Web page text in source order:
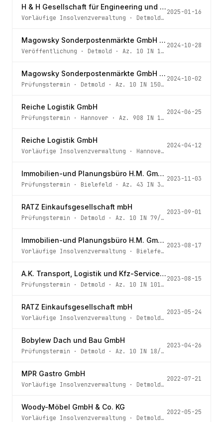
H & H Gesellschaft für Engineering und Prototypenbau mbH
Vorläufige Insolvenzverwaltung · Detmold· Az.
2025-01-16
Magowsky Sonderpostenmärkte GmbH & Co. KG
Veröffentlichung · Detmold · Az. 10 IN 150/24
2024-10-28
Magowsky Sonderpostenmärkte GmbH & Co. KG
Prüfungstermin · Detmold · Az. 10 IN 150/24
2024-10-02
Reiche Logistik GmbH
Prüfungstermin · Hannover · Az. 908 IN 170/24 - 1 -
2024-06-25
Reiche Logistik GmbH
Vorläufige Insolvenzverwaltung · Hannover
2024-04-12
Immobilien-und Planungsbüro H.M. GmbH
Prüfungstermin · Bielefeld · Az. 43 IN 395/23
2023-11-03
RATZ Einkaufsgesellschaft mbH
Prüfungstermin · Detmold · Az. 10 IN 79/23
2023-09-01
Immobilien-und Planungsbüro H.M. GmbH
Vorläufige Insolvenzverwaltung · Bielefeld
2023-08-17
A.K. Transport, Logistik und Kfz-Service UG (haftungsbeschränkt)
Prüfungstermin · Detmold · Az. 10 IN 101/23
2023-08-15
RATZ Einkaufsgesellschaft mbH
Vorläufige Insolvenzverwaltung · Detmold· Az.
2023-05-24
Bobylew Dach und Bau GmbH
Prüfungstermin · Detmold · Az. 10 IN 18/23
2023-04-26
MPR Gastro GmbH
Vorläufige Insolvenzverwaltung · Detmold· Az.
2022-07-21
Woody-Möbel GmbH & Co. KG
Vorläufige Insolvenzverwaltung · Detmold· Az.
2022-05-25